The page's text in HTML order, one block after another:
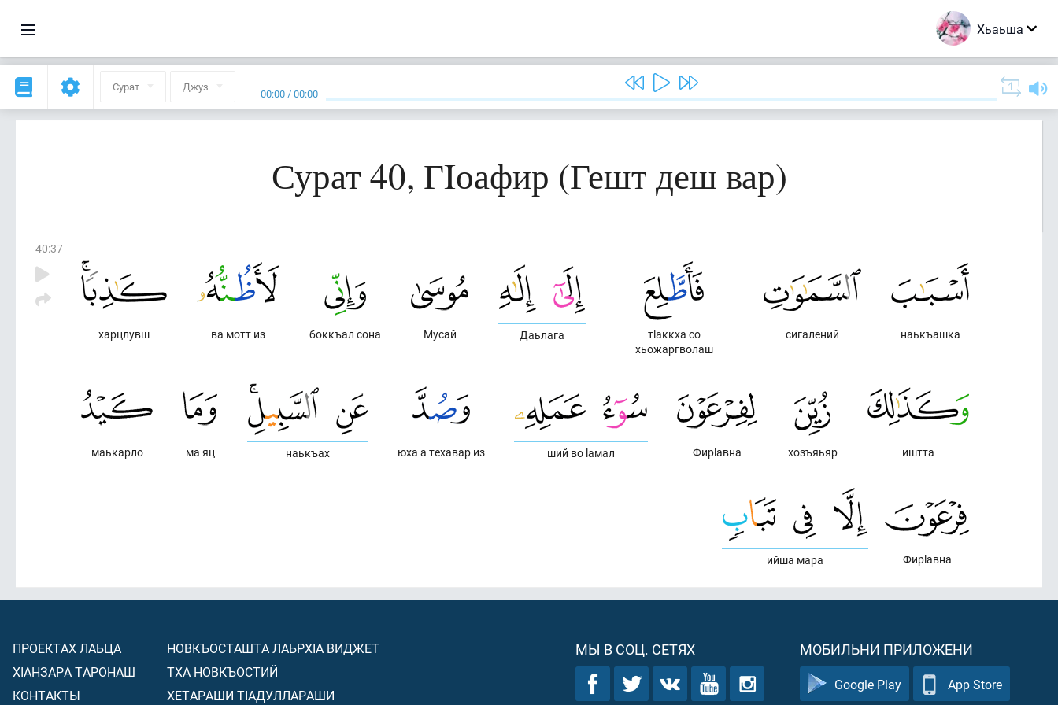
Хьаьша
Сурат Джуз 00:00 /00:00
Сурат 40, ГIоафир (Гешт деш вар)
40:37
наькъашка
сигалений
тlаккха со
хьожаргволаш
Даьлага
Мусай
боккъал сона
ва мотт из
харцлувш
иштта
хозъяьяр
Фирlавна
ший во lамал
юха а техавар из
наькъах
ма яц
маькарло
Фирlавна
ийша мара
ПРОЕКТАХ ЛАЬЦА
ХIАНЗАРА ТАРОНАШ
КОНТАКТЫ
НОВКЪОСТАШТА ЛАЬРХIА ВИДЖЕТ
ТХА НОВКЪОСТИЙ
ХЕТАРАШИ ТIАДУЛЛАРАШИ
МЫ В СОЦ. СЕТЯХ МОБИЛЬНИ ПРИЛОЖЕНИ
Google Play App Store